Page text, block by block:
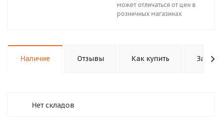
может отличаться от цен в
розничных магазинах
Наличие Отзывы Как купить
Нет складов